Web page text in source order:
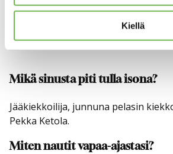
Kiellä
Elämäsi hienoin hetki?
Omien lasten syntymät ovat
hetket elämässä.
Mikä sinusta piti tulla isona?
Jääkiekkoilija, junnuna pelasin
Pekka Ketola.
Miten nautit vapaa-ajastasi?